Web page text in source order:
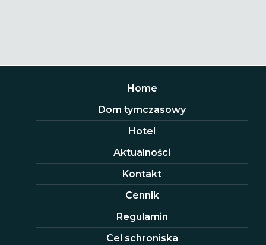
Home
Dom tymczasowy
Hotel
Aktualności
Kontakt
Cennik
Regulamin
Cel schroniska